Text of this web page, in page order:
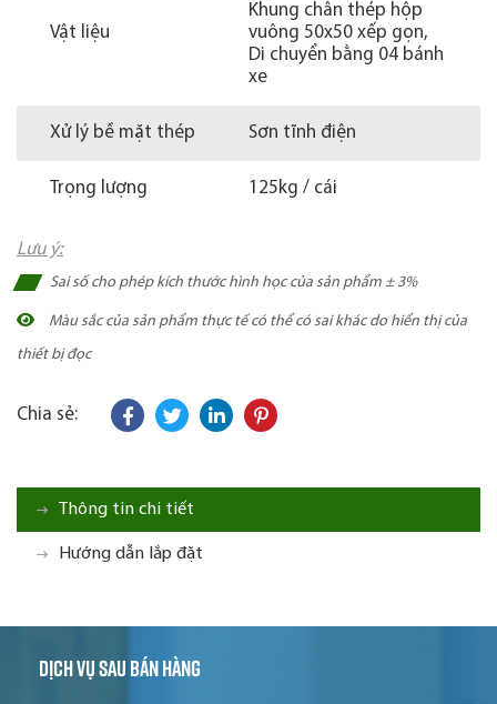
Vật liệu
Khung chân thép hộp
vuông 50x50 xếp gọn,
Di chuyển bằng 04 bánh
xe
Xử lý bề mặt thép Sơn tĩnh điện
Trọng lượng 125kg / cái
Lưu ý:
Sai số cho phép kích thước hình học của sản phẩm ± 3%
Màu sắc của sản phẩm thực tế có thể có sai khác do hiển thị của
thiết bị đọc
Chia sẻ:
Thông tin chi tiết
Hướng dẫn lắp đặt
Dịch vụ sau bán hàng